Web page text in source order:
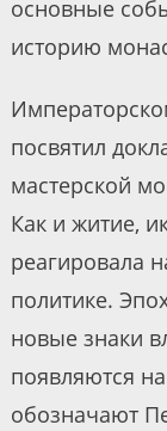
основные
историю
посвятил
мастерской
Как и житие,
реагировала
политике.
новые знаки
появляются
обозначают